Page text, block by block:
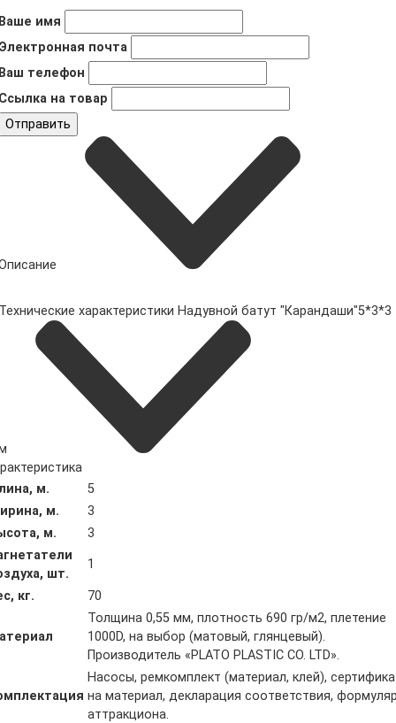
имя
почта
телефон
на товар
Отправить
характеристики Надувной батут "Карандаши"5*3*3
м.
5
м.
3
м.
3
шт.
1
кг. 70
Толщина 0,55 мм, плотность 690 гр/м2, плетение
1000D, на выбор (матовый, глянцевый).
Производитель «PLATO PLASTIC CO. LTD».
Насосы, ремкомплект (материал, клей),
на материал, декларация соответствия,
аттракциона.